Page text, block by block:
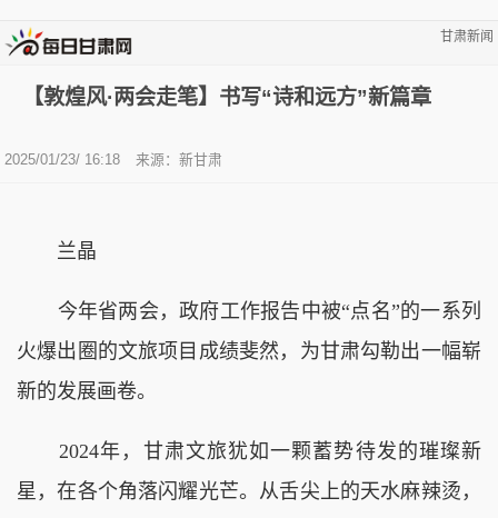
甘肃新闻
【敦煌风·两会走笔】书写“诗和远方”新篇章
2025/01/23/ 16:18 来源：新甘肃
兰晶
今年省两会，政府工作报告中被“点名”的一系列
火爆出圈的文旅项目成绩斐然，为甘肃勾勒出一幅崭
新的发展画卷。
2024年，甘肃文旅犹如一颗蓄势待发的璀璨新
星，在各个角落闪耀光芒。从舌尖上的天水麻辣烫，